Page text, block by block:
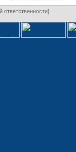
ответственности]